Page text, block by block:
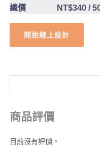
總價
NT$340/
開始線上設計
商品評價
目前沒有評價。